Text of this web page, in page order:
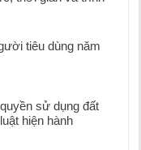
tiêu dùng năm
sử dụng đất
hiện hành